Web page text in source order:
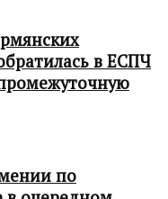
в ЕСПЧ
по